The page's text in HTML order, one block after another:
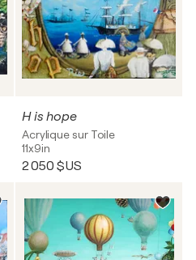
H is hope
Acrylique sur Toile
11x9in
2 050 $US